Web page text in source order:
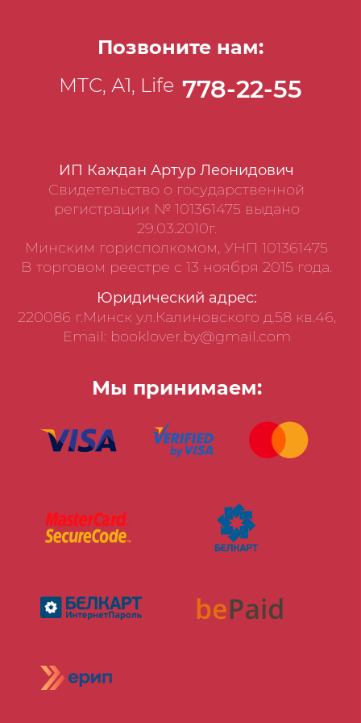
ИП Каждан Артур Леонидович
Свидетельство о государственной
регистрации № 101361475 выдано
29.03.2010г.
Минским горисполкомом, УНП 101361475
В торговом реестре с 13 ноября 2015 года.
Юридический адрес:
220086 г.Минск ул.Калиновского д.58 кв.46,
Email: booklover.by@gmail.com
Мы принимаем:
Позвоните нам:
МТС, А1, Life 778-22-55